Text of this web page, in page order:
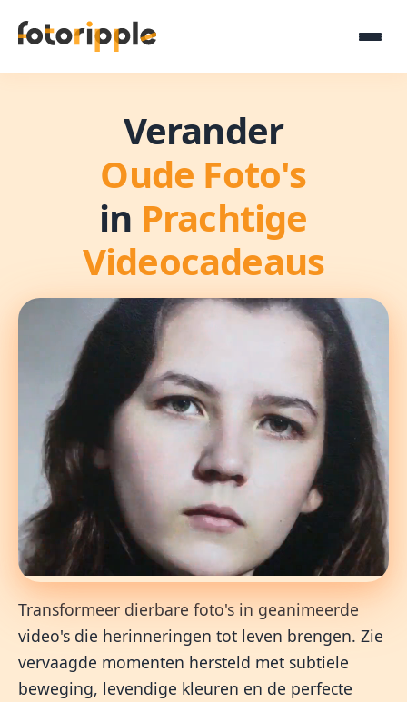
DeutschEnglishEspañolFrançaisItaliano
한국어
Verander
Oude Foto's
in Prachtige
Videocadeaus
Transformeer dierbare foto's in geanimeerde
video's die herinneringen tot leven brengen. Zie
vervaagde momenten hersteld met subtiele
beweging, levendige kleuren en de perfecte